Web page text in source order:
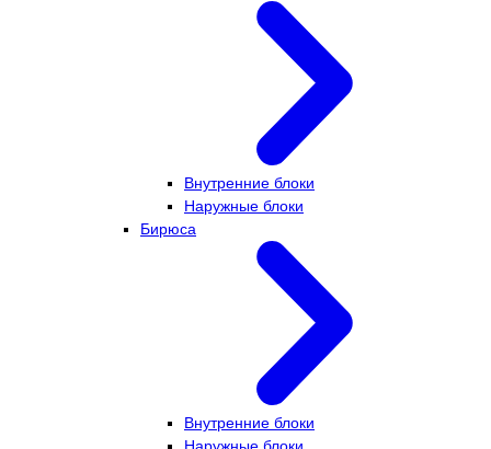
Внутренние блоки
Наружные блоки
Бирюса
Внутренние блоки